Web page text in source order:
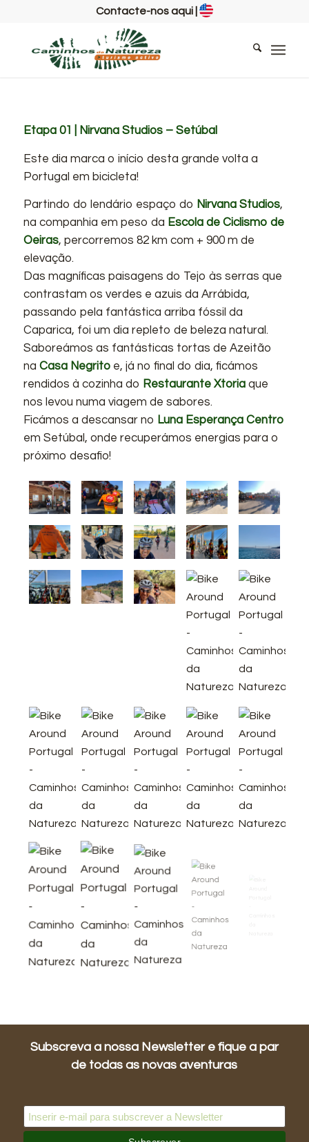
Contacte-nos aqui|
Etapa 01 | Nirvana Studios – Setúbal
Este dia marca o início desta grande volta a
Portugal em bicicleta!
Partindo do lendário espaço do Nirvana Studios,
na companhia em peso da Escola de Ciclismo de
Oeiras, percorremos 82 km com + 900 m de
elevação.
Das magníficas paisagens do Tejo às serras que
contrastam os verdes e azuis da Arrábida,
passando pela fantástica arriba fóssil da
Caparica, foi um dia repleto de beleza natural.
Saboreámos as fantásticas tortas de Azeitão
na Casa Negritoe, já no final do dia, ficámos
rendidos à cozinha do Restaurante Xtoriaque
nos levou numa viagem de sabores.
Ficámos a descansar no Luna Esperança Centro
em Setúbal, onde recuperámos energias para o
próximo desafio!
Subscreva a nossa Newsletter e fique a par
de todas as novas aventuras